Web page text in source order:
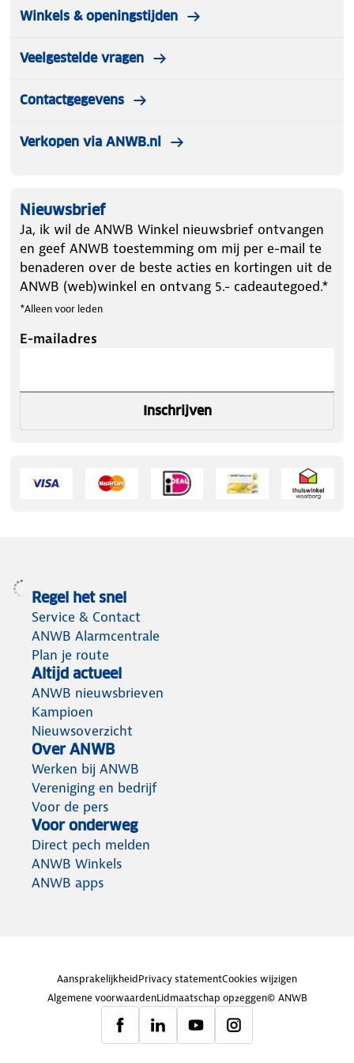
Winkels & openingstijden
Veelgestelde vragen
Contactgegevens
Verkopen via ANWB.nl
Nieuwsbrief
Ja, ik wil de ANWB Winkel nieuwsbrief ontvangen
en geef ANWB toestemming om mij per e-mail te
benaderen over de beste acties en kortingen uit de
ANWB (web)winkel en ontvang 5.- cadeautegoed.*
*Alleen voor leden
E-mailadres
Inschrijven
Regel het snel
Service & Contact
ANWB Alarmcentrale
Plan je route
Altijd actueel
ANWB nieuwsbrieven
Kampioen
Nieuwsoverzicht
Over ANWB
Werken bij ANWB
Vereniging en bedrijf
Voor de pers
Voor onderweg
Direct pech melden
ANWB Winkels
ANWB apps
AansprakelijkheidPrivacy statementCookies wijzigen
Algemene voorwaardenLidmaatschap opzeggen© ANWB